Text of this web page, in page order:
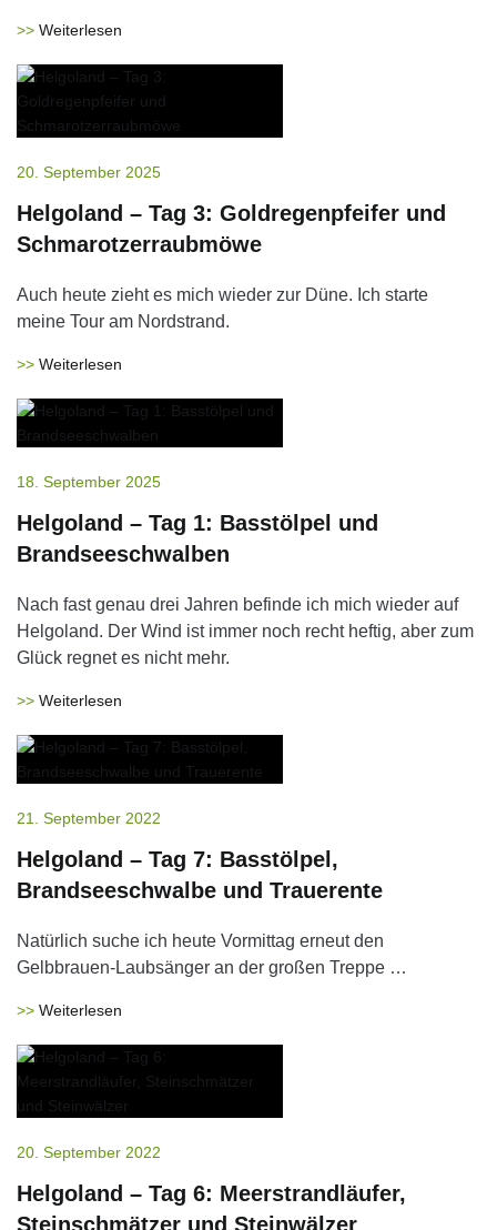
Weiterlesen
20. September 2025
Helgoland – Tag 3: Goldregenpfeifer und
Schmarotzerraubmöwe
Auch heute zieht es mich wieder zur Düne. Ich starte
meine Tour am Nordstrand.
Weiterlesen
18. September 2025
Helgoland – Tag 1: Basstölpel und
Brandseeschwalben
Nach fast genau drei Jahren befinde ich mich wieder auf
Helgoland. Der Wind ist immer noch recht heftig, aber zum
Glück regnet es nicht mehr.
Weiterlesen
21. September 2022
Helgoland – Tag 7: Basstölpel,
Brandseeschwalbe und Trauerente
Natürlich suche ich heute Vormittag erneut den
Gelbbrauen-Laubsänger an der großen Treppe …
Weiterlesen
20. September 2022
Helgoland – Tag 6: Meerstrandläufer,
Steinschmätzer und Steinwälzer